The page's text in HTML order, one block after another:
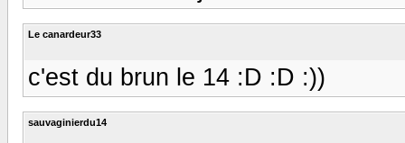
Le canardeur33
c'est du brun le 14 :D :D :))
sauvaginierdu14